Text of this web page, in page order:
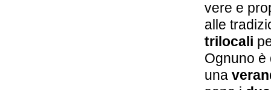
vere e
alle
trilocali
Ognuno
una